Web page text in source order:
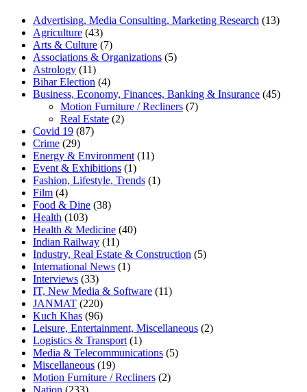
Advertising, Media Consulting, Marketing Research (13)
Agriculture (43)
Arts & Culture (7)
Associations & Organizations (5)
Astrology (11)
Bihar Election (4)
Business, Economy, Finances, Banking & Insurance (45)
Motion Furniture / Recliners (7)
Real Estate (2)
Covid 19 (87)
Crime (29)
Energy & Environment (11)
Event & Exhibitions (1)
Fashion, Lifestyle, Trends (1)
Film (4)
Food & Dine (38)
Health (103)
Health & Medicine (40)
Indian Railway (11)
Industry, Real Estate & Construction (5)
International News (1)
Interviews (33)
IT, New Media & Software (11)
JANMAT (220)
Kuch Khas (96)
Leisure, Entertainment, Miscellaneous (2)
Logistics & Transport (1)
Media & Telecommunications (5)
Miscellaneous (19)
Motion Furniture / Recliners (2)
Nation (233)